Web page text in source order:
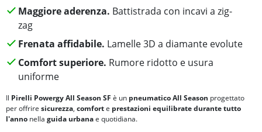
Maggiore aderenza. Battistrada con incavi a zig-
zag
Frenata affidabile. Lamelle 3D a diamante evolute
Comfort superiore. Rumore ridotto e usura
uniforme
Il Pirelli Powergy All Season SF è un pneumatico All Season progettato
per offrire sicurezza, comforte prestazioni equilibratedurante tutto
l'anno nella guida urbanae quotidiana.